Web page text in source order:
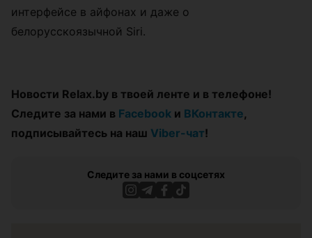
интерфейсе в айфонах и даже о
белорусскоязычной Siri.
Новости Relax.by в твоей ленте и в телефоне!
Следите за нами в Facebook и ВКонтакте,
подписывайтесь на наш Viber-чат!
Следите за нами в соцсетях